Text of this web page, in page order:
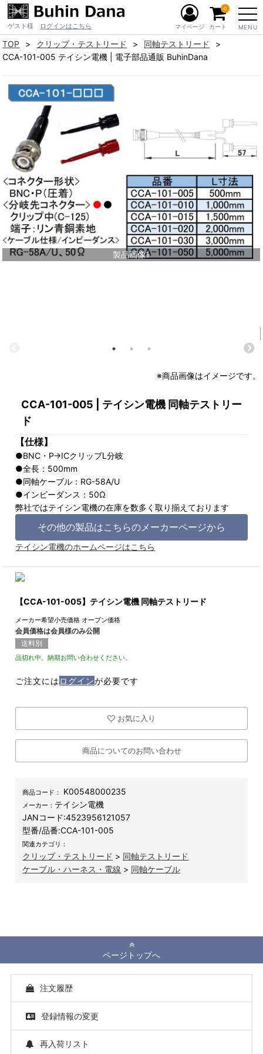
ゲスト様 ログインはこちら MENU
マイページ カート
0
TOP クリップ・テストリード
同軸テストリード
CCA-101-005 テイシン電機 | 電子部品通販 BuhinDana
製品画像1
※商品画像はイメージです。
CCA-101-005 | テイシン電機 同軸テストリー
ド
【仕様】
●BNC・P→ICクリップL分岐
●全長：500mm
●同軸ケーブル：RG-58A/U
●インピーダンス：50Ω
弊社ではテイシン電機の在庫を数多く取り揃えております
その他の製品はこちらのメーカーページから
テイシン電機のホームページはこちら
【CCA-101-005】テイシン電機 同軸テストリード
メーカー希望小売価格 オープン価格
会員価格は会員様のみ公開
送料別
品切れ中。納期お問い合わせください。
ご注文には ログインが必要です
お気に入り
商品についてのお問い合わせ
商品コード： K00548000235
メーカー： テイシン電機
JANコード:4523956121057
型番/品番:CCA-101-005
関連カテゴリ：
クリップ・テストリード > 同軸テストリード
ケーブル・ハーネス・電線 > 同軸ケーブル
ページトップへ
注文履歴
登録情報の変更
再入荷リスト